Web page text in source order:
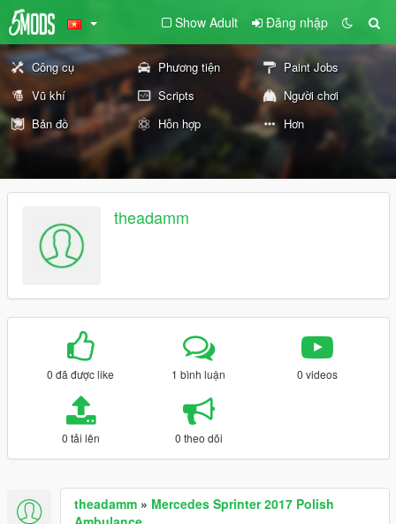
Show Adult Đăng nhập
Công cụ Phương tiện
Paint Jobs
Vũ khí
Scripts
Người chơi
Bản đồ
Hỗn hợp Hơn
theadamm
0 đã được like 1 bình luận 0 videos
0 tải lên 0 theo dõi
theadamm » Mercedes Sprinter 2017 Polish